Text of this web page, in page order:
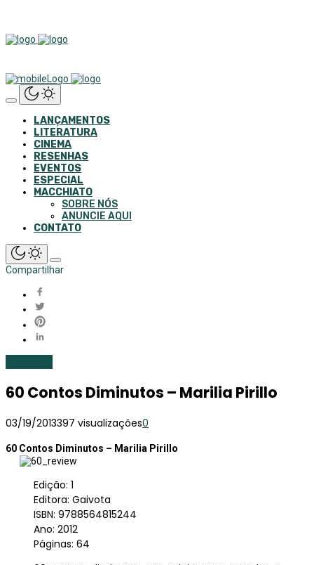
LANÇAMENTOS
LITERATURA
CINEMA
RESENHAS
EVENTOS
ESPECIAL
MACCHIATO
SOBRE NÓS
ANUNCIE AQUI
CONTATO
Compartilhar
60 Contos Diminutos – Marilia Pirillo
03/19/2013397 visualizações0
60 Contos Diminutos – Marilia Pirillo
Edição: 1
Editora: Gaivota
ISBN: 9788564815244
Ano: 2012
Páginas: 64